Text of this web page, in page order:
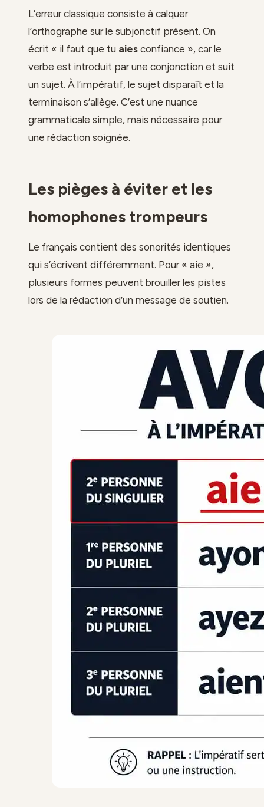
L’erreur classique consiste à calquer
l’orthographe sur le subjonctif présent. On
écrit « il faut que tu aies confiance », car le
verbe est introduit par une conjonction et suit
un sujet. À l’impératif, le sujet disparaît et la
terminaison s’allège. C’est une nuance
grammaticale simple, mais nécessaire pour
une rédaction soignée.
Les pièges à éviter et les
homophones trompeurs
Le français contient des sonorités identiques
qui s’écrivent différemment. Pour « aie »,
plusieurs formes peuvent brouiller les pistes
lors de la rédaction d’un message de soutien.